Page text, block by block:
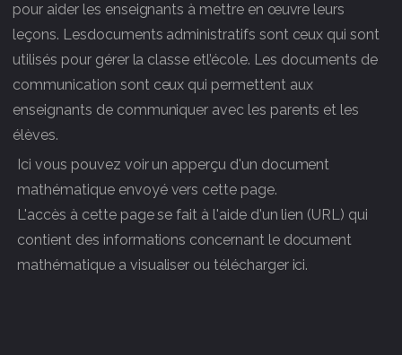
pour aider les enseignants à mettre en œuvre leurs
leçons. Lesdocuments administratifs sont ceux qui sont
utilisés pour gérer la classe etl’école. Les documents de
communication sont ceux qui permettent aux
enseignants de communiquer avec les parents et les
élèves.
Ici vous pouvez voir un apperçu d'un document
mathématique envoyé vers cette page.
L'accès à cette page se fait à l'aide d'un lien (URL) qui
contient des informations concernant le document
mathématique a visualiser ou télécharger ici.